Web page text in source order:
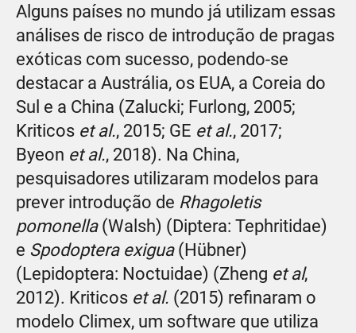
Alguns países no mundo já utilizam essas
análises de risco de introdução de pragas
exóticas com sucesso, podendo-se
destacar a Austrália, os EUA, a Coreia do
Sul e a China (Zalucki; Furlong, 2005;
Kriticos et al., 2015; GE et al., 2017;
Byeon et al., 2018). Na China,
pesquisadores utilizaram modelos para
prever introdução de Rhagoletis
pomonella(Walsh) (Diptera: Tephritidae)
e Spodoptera exigua (Hübner)
(Lepidoptera: Noctuidae) (Zheng et al,
2012). Kriticos et al. (2015) refinaram o
modelo Climex, um software que utiliza